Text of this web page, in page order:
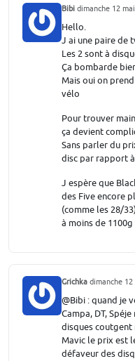
Bibi dimanche 12
Hello.
J ai une paire de
Les 2 sont à
Ça bombarde
Mais oui on
vélo
Pour trouver
ça devient
Sans parler du
disc par rapport
J espère que
des Five encore
(comme les 28/
à moins de 1100g
Grichka dimanche
@Bibi : quand je
Campa, DT,
disques coutgent
Mavic le prix est
défaveur des